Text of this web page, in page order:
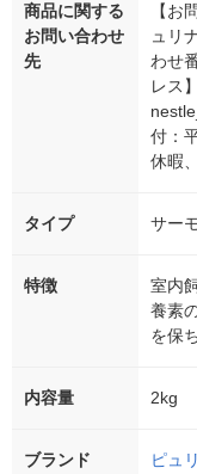
商品に関する
お問い合わせ
先
【お
ュリ
わせ
レス】
付：
休暇
タイプ サー
特徴
室内
養素
を保
内容量 2kg
ブランド ピュ